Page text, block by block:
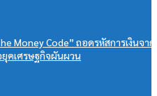
Money Code” ถอดรหัสการเงินจาก
คเศรษฐกิจผันผวน